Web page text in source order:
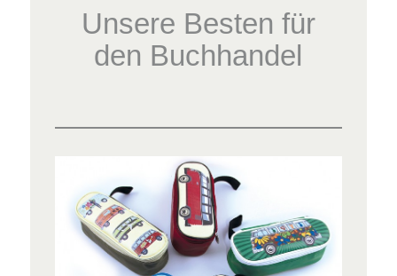
Unsere Besten für
den Buchhandel